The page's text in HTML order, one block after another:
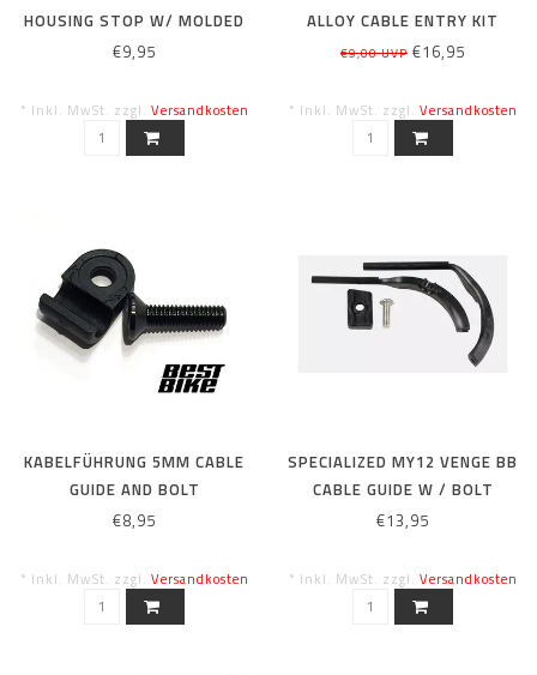
HOUSING STOP W/ MOLDED
NOODLE
€9,95
* Inkl. MwSt. zzgl. Versandkosten
ALLOY CABLE ENTRY KIT
€9,00 UVP €16,95
* Inkl. MwSt. zzgl. Versandkosten
KABELFÜHRUNG 5MM CABLE
GUIDE AND BOLT
€8,95
* Inkl. MwSt. zzgl. Versandkosten
SPECIALIZED MY12 VENGE BB
CABLE GUIDE W / BOLT
€13,95
* Inkl. MwSt. zzgl. Versandkosten